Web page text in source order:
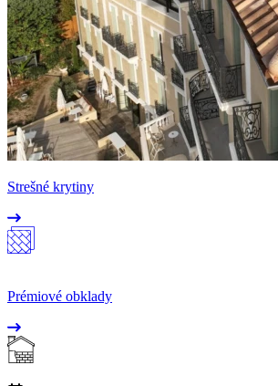
Strešné krytiny
Prémiové obklady